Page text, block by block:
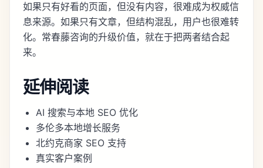
如果只有好看的页面，但没有内容，很难成为权威信
息来源。如果只有文章，但结构混乱，用户也很难转
化。常春藤咨询的升级价值，就在于把两者结合起
来。
延伸阅读
AI 搜索与本地 SEO 优化
多伦多本地增长服务
北约克商家 SEO 支持
真实客户案例